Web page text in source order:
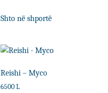
Shto në shportë
Reishi – Myco
6500 L